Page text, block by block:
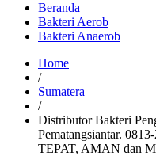
Beranda
Bakteri Aerob
Bakteri Anaerob
Home
/
Sumatera
/
Distributor Bakteri
Pematangsiantar.
TEPAT, AMAN dan